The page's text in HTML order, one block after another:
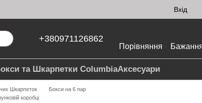
Вхід
+380971126862
Порівняння
та Шкарпетки ColumbiaАксесуари
Шкарпеток
Бокси на 6 пар
коробці